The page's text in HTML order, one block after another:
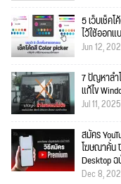
5 เว็บเช็ค
ไว้ใช้ออก
Jun 12,
7 ปัญหาลำ
แก้ไข
Jul 11, 2025
สมัคร
โฆษณาคั่น
Desktop
Dec 8,